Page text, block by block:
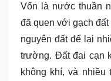
Vốn là nước thuần
đã quen với gạch đất
nguyên đất để lại
trường. Đất đai cạn
không khí, và nhiều